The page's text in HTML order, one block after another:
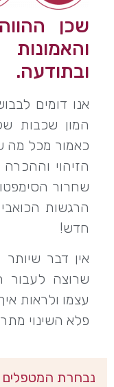
שכן
ובתודעה.
אנו דומים
המון שכבות
כאמור מכל מה
הזיהוי
שחרור
הרגשות
חדש!
אין דבר
שרוצה לעבור
עצמו ולראות
פלא השינוי
נבחרת המטפלים